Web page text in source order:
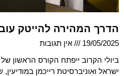
הדרך המהירה להייטק
19/05/2025
אין תגובות
ביולי הקרוב ייפתח הקורס הראשון
ישראל ואוניברסיטת רייכמן